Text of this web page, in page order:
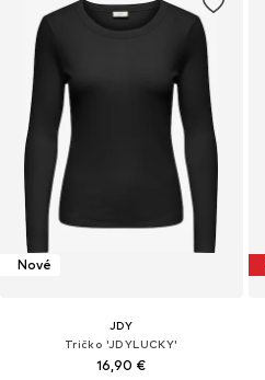
Nové
JDY
Tričko 'JDYLUCKY'
16,90 €